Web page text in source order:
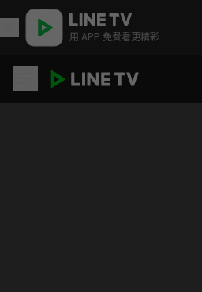
用 APP 免費看更精彩